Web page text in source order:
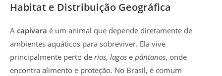
Habitat e Distribuição Geográfica
A capivara é um animal que depende diretamente de
ambientes aquáticos para sobreviver. Ela vive
principalmente perto de rios, lagos e pântanos, onde
encontra alimento e proteção. No Brasil, é comum